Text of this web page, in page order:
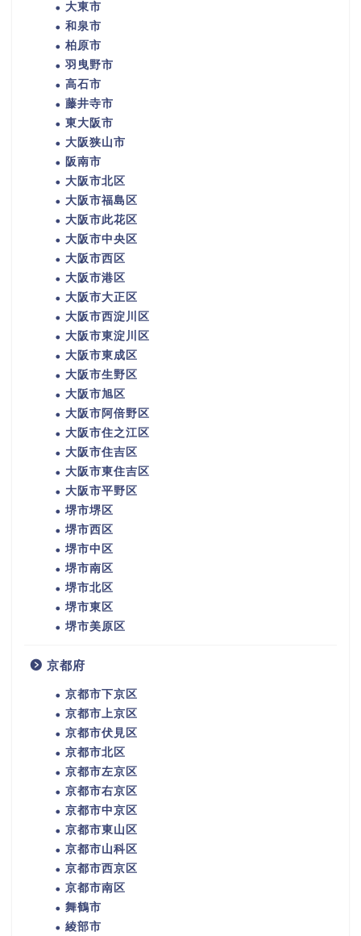
大東市
和泉市
柏原市
羽曳野市
高石市
藤井寺市
東大阪市
大阪狭山市
阪南市
大阪市北区
大阪市福島区
大阪市此花区
大阪市中央区
大阪市西区
大阪市港区
大阪市大正区
大阪市西淀川区
大阪市東淀川区
大阪市東成区
大阪市生野区
大阪市旭区
大阪市阿倍野区
大阪市住之江区
大阪市住吉区
大阪市東住吉区
大阪市平野区
堺市堺区
堺市西区
堺市中区
堺市南区
堺市北区
堺市東区
堺市美原区
京都府
京都市下京区
京都市上京区
京都市伏見区
京都市北区
京都市左京区
京都市右京区
京都市中京区
京都市東山区
京都市山科区
京都市西京区
京都市南区
舞鶴市
綾部市